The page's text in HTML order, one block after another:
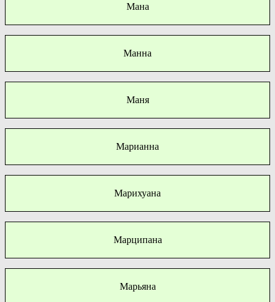
Мана
Манна
Маня
Марианна
Марихуана
Марципана
Марьяна